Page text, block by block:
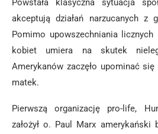
Powstała klasyczna sytuacja
akceptują działań narzucanych
Pomimo upowszechniania licznych
kobiet umiera na skutek
Amerykanów zaczęło upominać
matek.
Pierwszą organizację pro-life,
założył o. Paul Marx